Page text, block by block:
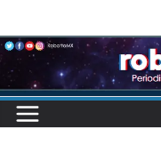
to
content